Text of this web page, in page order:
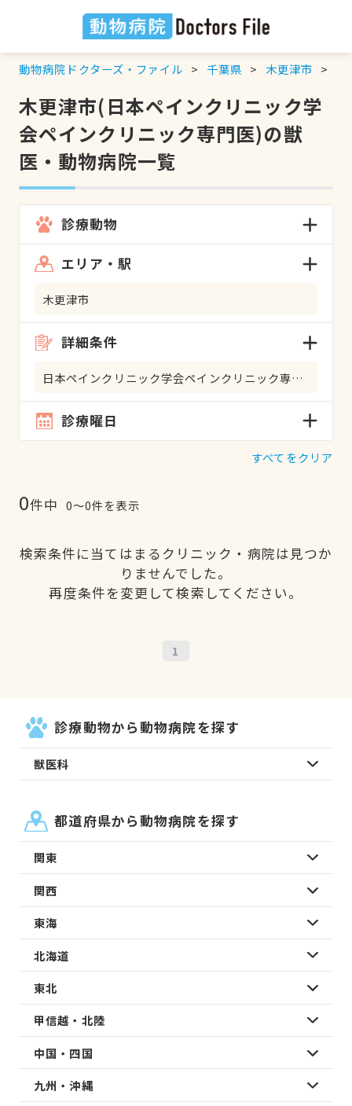
動物病院ドクターズ・ファイル 千葉県 木更津市
木更津市(日本ペインクリニック学
会ペインクリニック専門医)の獣
医・動物病院一覧
診療動物
エリア・駅
木更津市
詳細条件
日本ペインクリニック学会ペインクリニック専門医
診療曜日
すべてをクリア
0件中 0〜0件を表示
検索条件に当てはまるクリニック・病院は見つか
りませんでした。
再度条件を変更して検索してください。
1
診療動物から動物病院を探す
獣医科
都道府県から動物病院を探す
関東
関西
東海
北海道
東北
甲信越・北陸
中国・四国
九州・沖縄